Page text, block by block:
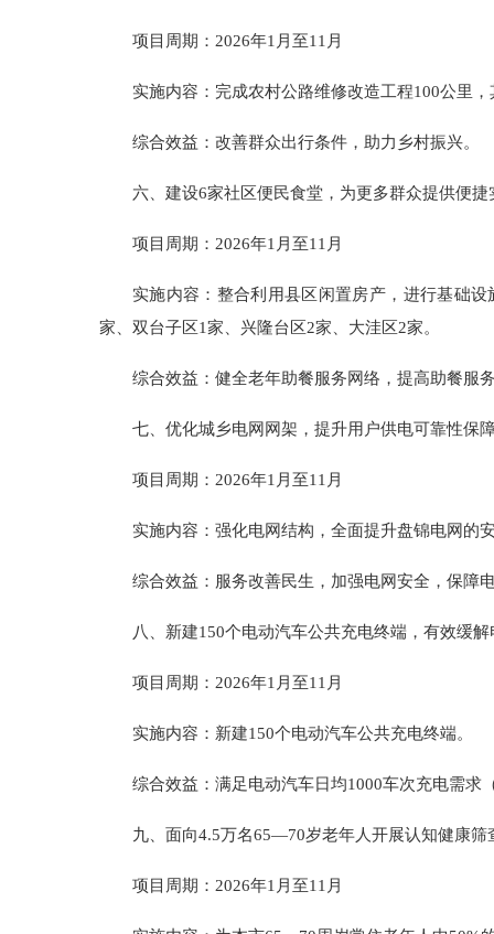
项目周期：2026年1月至11月
实施内容：完成农村公路维修改造工程100公里
综合效益：改善群众出行条件，助力乡村振兴。
六、建设6家社区便民食堂，为更多群众提供便
项目周期：2026年1月至11月
实施内容：整合利用县区闲置房产，进行基础
家、双台子区1家、兴隆台区2家、大洼区2家。
综合效益：健全老年助餐服务网络，提高助餐服
七、优化城乡电网网架，提升用户供电可靠性保
项目周期：2026年1月至11月
实施内容：强化电网结构，全面提升盘锦电网的
综合效益：服务改善民生，加强电网安全，保障
八、新建150个电动汽车公共充电终端，有效缓
项目周期：2026年1月至11月
实施内容：新建150个电动汽车公共充电终端。
综合效益：满足电动汽车日均1000车次充电需求
九、面向4.5万名65—70岁老年人开展认知健康
项目周期：2026年1月至11月